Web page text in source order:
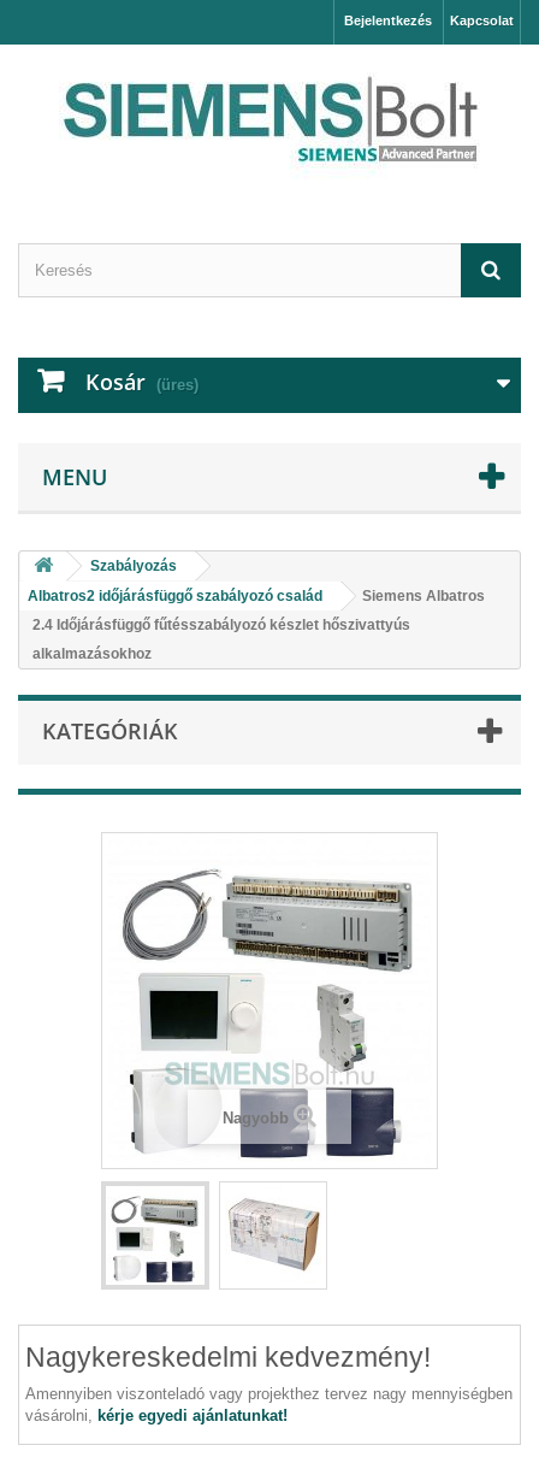
Kapcsolat
Bejelentkezés
Kosár (üres)
MENU
Szabályozás
Albatros2 időjárásfüggő szabályozó család
Siemens Albatros
2.4 Időjárásfüggő fűtésszabályozó készlet hőszivattyús
alkalmazásokhoz
KATEGÓRIÁK
Nagyobb
Nagykereskedelmi kedvezmény!
Amennyiben viszonteladó vagy projekthez tervez nagy mennyiségben
vásárolni, kérje egyedi ajánlatunkat!